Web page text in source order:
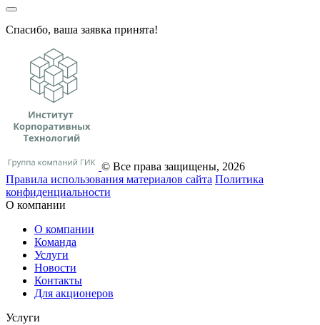
Спасибо, ваша заявка принята!
© Все права защищены, 2026
Правила использования материалов сайта Политика
конфиденциальности
О компании
О компании
Команда
Услуги
Новости
Контакты
Для акционеров
Услуги